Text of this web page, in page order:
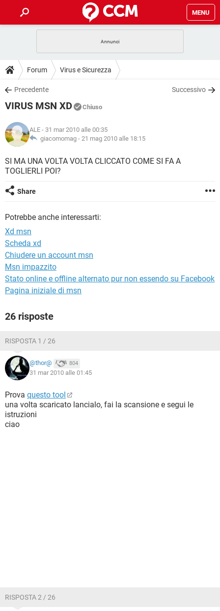
MENU
INTRATTENIMENTO ANDROID
iOS
INSTAGRAM
TIKTOK
HARDWARE
GUIDE
COVID-19
INSTAGRAM
TIKTOK
HARDWARE
DOWNLOAD
COVID-19
INTRATTENIMENTO
iOS WINDOWS 10
INSTAGRAM WHATSAPP
TIKTOK
HARDWARE
COVID-19
INTRATTENIMENTO
iOS WINDOWS 10
HARDWARE
GLOSSARIO
COVID-19 GAMING
INTRATTENIMENTO
iOS
HARDWARE
Forum Virus e Sicurezza
Precedente Successivo
VIRUS MSN XD Chiuso
ALE - 31 mar 2010 alle 00:35
giacomomag - 21 mag 2010 alle 18:15
SI MA UNA VOLTA VOLTA CLICCATO COME SI FA A
TOGLIERLI POI?
Share
Potrebbe anche interessarti:
Xd msn
Scheda xd
Chiudere un account msn
Msn impazzito
Stato online e offline alternato pur non essendo su Facebook
Pagina iniziale di msn
26 risposte
RISPOSTA 1 / 26
@thor@ 804
31 mar 2010 alle 01:45
Prova questo tool
una volta scaricato lancialo, fai la scansione e segui le
istruzioni
ciao
RISPOSTA 2 / 26